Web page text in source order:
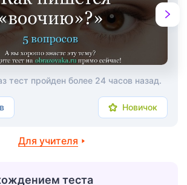
тест пройден более 24 часов назад.
Новичок
Для учителя
теста